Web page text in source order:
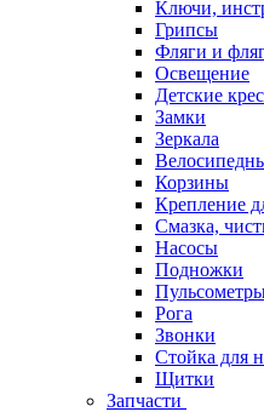
Ключи,
Грипсы
Фляги и
Освещение
Детские
Замки
Зеркала
Корзины
Крепление
Смазка,
Насосы
Подножки
Рога
Звонки
Стойка для
Щитки
Запчасти